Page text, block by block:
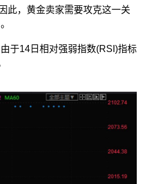
此，黄金卖家需要攻克这一关
于14日相对强弱指数(RSI)指标